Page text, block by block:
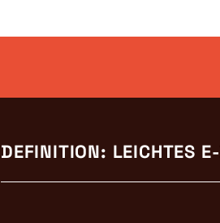
DEFINITION: LEICHTES